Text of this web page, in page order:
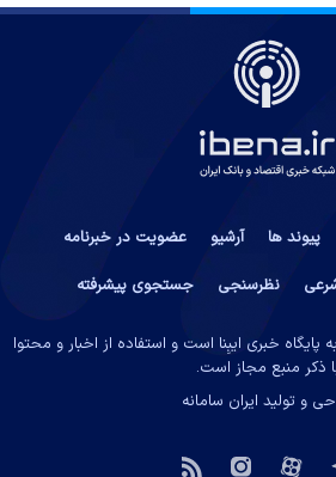
پیوند ها آرشیو
عضویت در خبرنامه
نظرسنجی جستجوی پیشرفته
خبری ایبِنا است و استفاده از اخبار و محتوا
ذکر منبع مجاز است.
و تولید ایران سامانه